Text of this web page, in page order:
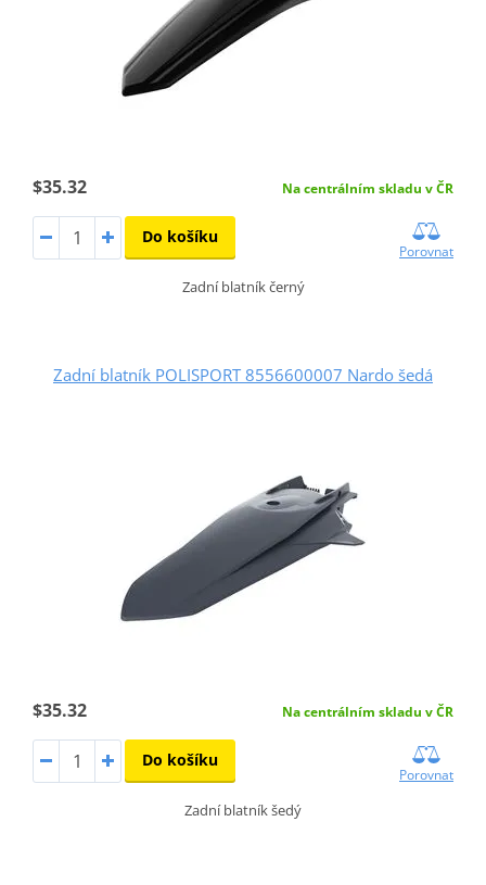
$35.32 Na centrálním skladu v ČR
Do košíku
Porovnat
Zadní blatník černý
Zadní blatník POLISPORT 8556600007 Nardo šedá
$35.32 Na centrálním skladu v ČR
Do košíku
Porovnat
Zadní blatník šedý